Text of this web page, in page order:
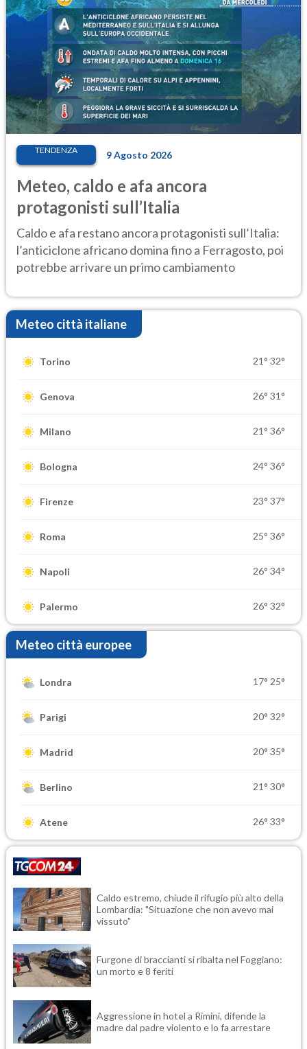
TENDENZA 9 Agosto 2026
Meteo, caldo e afa ancora
protagonisti sull’Italia
Caldo e afa restano ancora protagonisti sull’Italia:
l’anticiclone africano domina fino a Ferragosto, poi
potrebbe arrivare un primo cambiamento
Meteo città italiane
Torino 21° 32°
Genova 26° 31°
Milano 21° 36°
Bologna 24° 36°
Firenze 23° 37°
Roma 25° 36°
Napoli 26° 34°
Palermo 26° 32°
Meteo città europee
Londra 17° 25°
Parigi 20° 32°
Madrid 20° 35°
Berlino 21° 30°
Atene 26° 33°
Caldo estremo, chiude il rifugio più alto della
Lombardia: "Situazione che non avevo mai
vissuto"
Furgone di braccianti si ribalta nel Foggiano:
un morto e 8 feriti
Aggressione in hotel a Rimini, difende la
madre dal padre violento e lo fa arrestare